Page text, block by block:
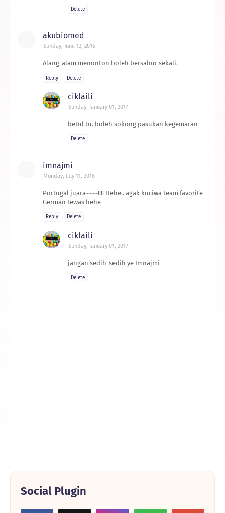
Delete
akubiomed
Sunday, June 12, 2016
Alang-alam menonton boleh bersahur sekali.
Reply Delete
ciklaili
Sunday, January 01, 2017
betul tu. boleh sokong pasukan kegemaran
Delete
imnajmi
Monday, July 11, 2016
Portugal juara~~~~!!!! Hehe.. agak kuciwa team favorite
German tewas hehe
Reply Delete
ciklaili
Sunday, January 01, 2017
jangan sedih-sedih ye Imnajmi
Delete
Social Plugin